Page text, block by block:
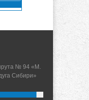
№ 94 «М.
Сибири»